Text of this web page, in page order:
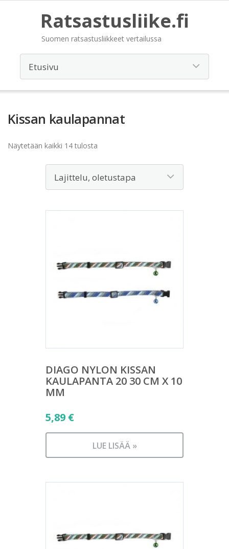
Ratsastusliike.fi
Suomen ratsastusliikkeet vertailussa
Kissan kaulapannat
Näytetään kaikki 14 tulosta
DIAGO NYLON KISSAN
KAULAPANTA 20 30 CM X 10
MM
5,89 €
LUE LISÄÄ »